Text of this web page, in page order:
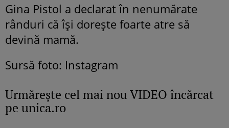
Gina Pistol a declarat în nenumărate
rânduri că își dorește foarte atre să
devină mamă.
Sursă foto: Instagram
Urmăreşte cel mai nou VIDEO încărcat
pe unica.ro